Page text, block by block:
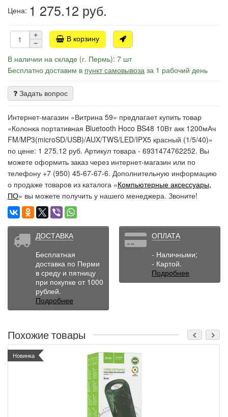
Цена: 1 275.12 руб.
В корзину
В наличии на складе (г. Пермь): 7 шт
Бесплатно доставим в пункт самовывоза за 1 рабочий день
Задать вопрос
Интернет-магазин «Витрина 59» предлагает купить товар
«Колонка портативная Bluetooth Hoco BS48 10Вт акк 1200мАч
FM/MP3(microSD/USB)/AUX/TWS/LED/IPX5 красный (1/5/40)»
по цене: 1 275.12 руб. Артикул товара - 6931474762252. Вы
можете оформить заказ через интернет-магазин или по
телефону +7 (950) 45-67-67-6. Дополнительную информацию
о продаже товаров из каталога «Компьютерные аксессуары,
ПО» вы можете получить у нашего менеджера. Звоните!
ДОСТАВКА
Бесплатная
доставка по Перми
в среду и пятницу
при покупке от 1000
рублей.
Подробнее
ОПЛАТА
- Наличными;
- Картой.
Подробнее
Похожие товары
Новинка